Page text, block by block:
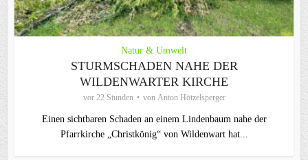
Natur & Umwelt
STURMSCHADEN NAHE DER
WILDENWARTER KIRCHE
vor 22 Stunden von Anton Hötzelsperger
Einen sichtbaren Schaden an einem Lindenbaum nahe der
Pfarrkirche „Christkönig“ von Wildenwart hat...